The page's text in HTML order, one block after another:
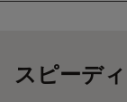
スピーデ